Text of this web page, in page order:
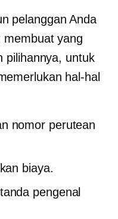
pelanggan Anda
membuat yang
pilihannya, untuk
hal-hal
nomor perutean
biaya.
tanda pengenal